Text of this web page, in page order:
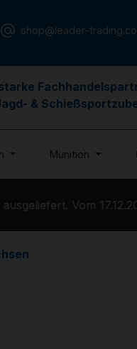
shop@leader-
&
Munition
Vom